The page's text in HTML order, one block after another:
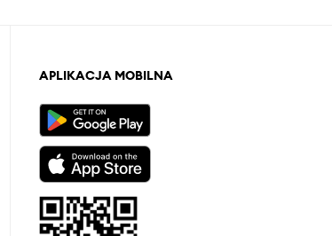
APLIKACJA MOBILNA